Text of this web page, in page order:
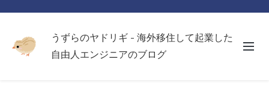
うずらのヤドリギ - 海外移住して起業した
自由人エンジニアのブログ